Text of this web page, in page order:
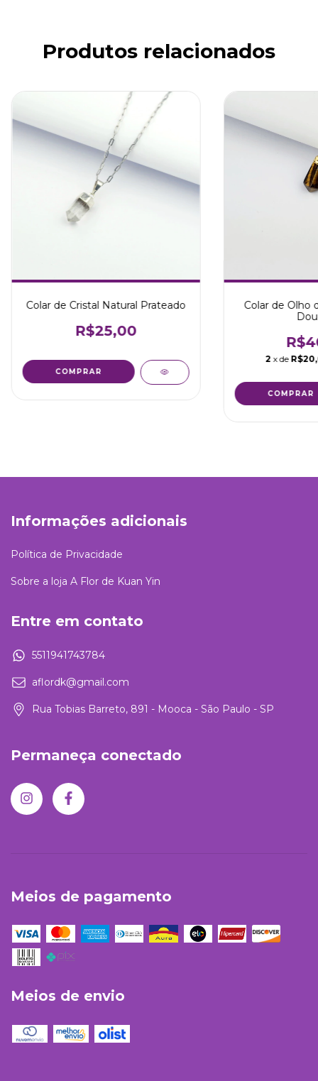
Produtos relacionados
Colar de Cristal Natural Prateado
R$25,00
COMPRAR
Colar de Olho
2 x de
COMPRAR
Informações adicionais
Política de Privacidade
Sobre a loja A Flor de Kuan Yin
Entre em contato
5511941743784
aflordk@gmail.com
Rua Tobias Barreto, 891 - Mooca - São Paulo - SP
Permaneça conectado
Meios de pagamento
Meios de envio